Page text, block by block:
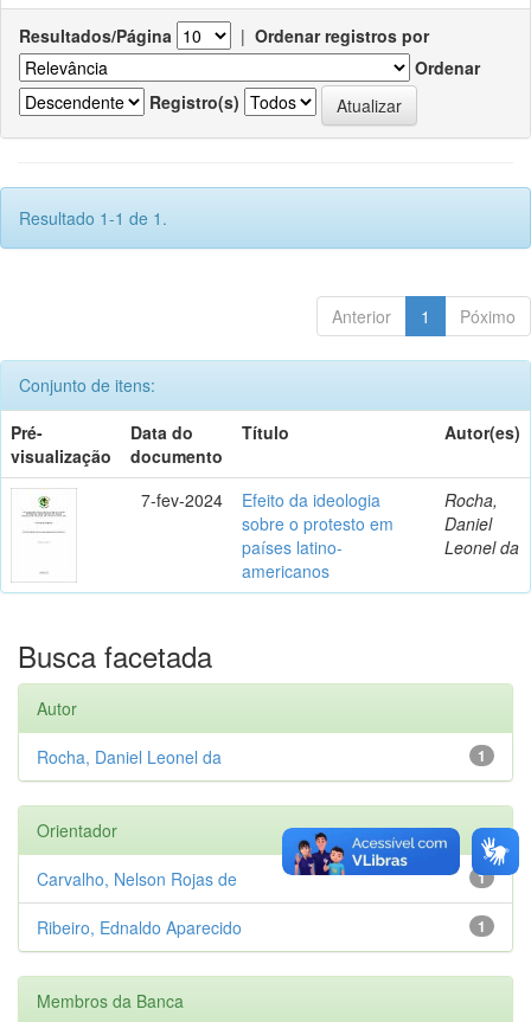
Resultados/Página | Ordenar registros por
Ordenar
Registro(s)
Resultado 1-1 de 1.
Anterior 1 Póximo
Conjunto de itens:
Pré-
visualização
Data do
documento
Título Autor(es)
7-fev-2024
Efeito da ideologia
sobre o protesto em
países latino-
americanos
Rocha,
Daniel
Leonel da
Busca facetada
Autor
1
Rocha, Daniel Leonel da
Orientador
1
Carvalho, Nelson Rojas de
1
Ribeiro, Ednaldo Aparecido
Membros da Banca